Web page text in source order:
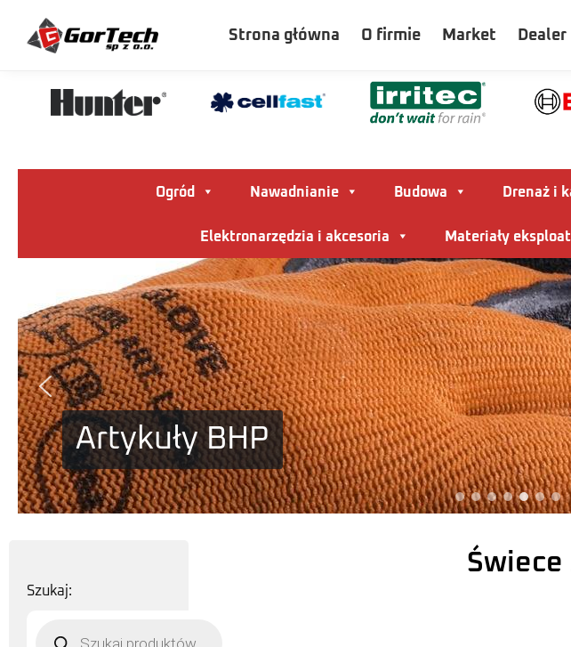
Strona główna O firmie Market Dealer
Szukaj
Ogród Nawadnianie Budowa Drenaż i
Elektronarzędzia i akcesoria Materiały
Artykuły BHP
Szukaj:
Świece